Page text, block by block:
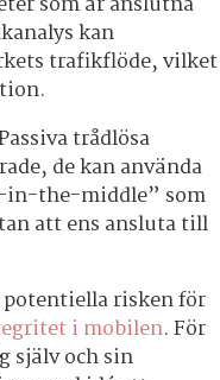
kan
trafikflöde, vilket
trådlösa
de kan använda
in-the-middle” som
att ens ansluta till
risken för
i mobilen. För
själv och sin